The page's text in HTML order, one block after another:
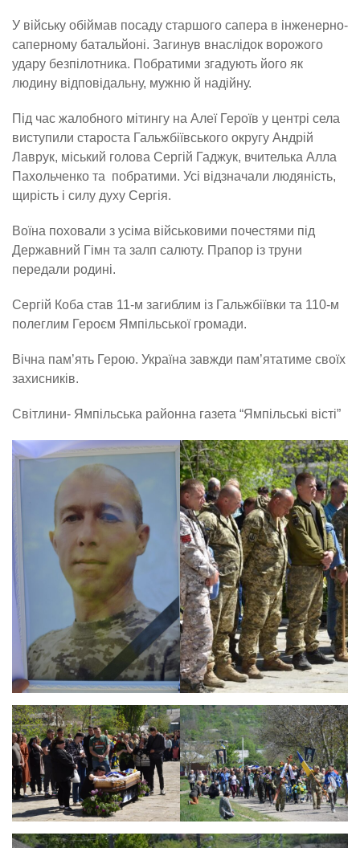
У війську обіймав посаду старшого сапера в інженерно-
саперному батальйоні. Загинув внаслідок ворожого
удару безпілотника. Побратими згадують його як
людину відповідальну, мужню й надійну.
Під час жалобного мітингу на Алеї Героїв у центрі села
виступили староста Гальжбіївського округу Андрій
Лаврук, міський голова Сергій Гаджук, вчителька Алла
Пахольченко та побратими. Усі відзначали людяність,
щирість і силу духу Сергія.
Воїна поховали з усіма військовими почестями під
Державний Гімн та залп салюту. Прапор із труни
передали родині.
Сергій Коба став 11-м загиблим із Гальжбіївки та 110-м
полеглим Героєм Ямпільської громади.
Вічна пам’ять Герою. Україна завжди пам’ятатиме своїх
захисників.
Світлини- Ямпільська районна газета “Ямпільські вісті”